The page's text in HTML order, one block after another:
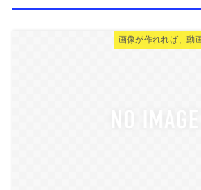
画像が作れれば、動